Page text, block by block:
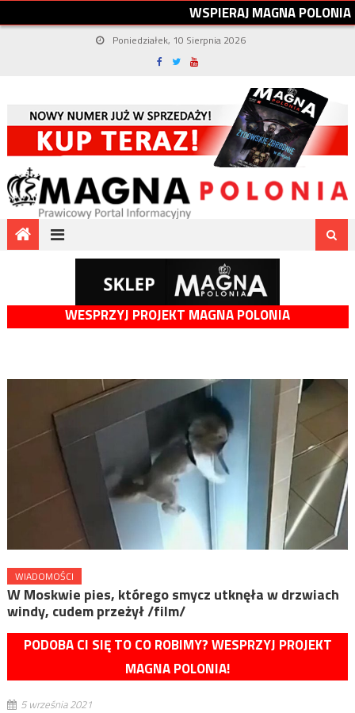
WSPIERAJMAGNAPOLONIA
Poniedziałek, 10 Sierpnia 2026
WESPRZYJ PROJEKT MAGNA POLONIA
WIADOMOŚCI
W Moskwie pies, którego smycz utknęła w drzwiach
windy, cudem przeżył /film/
PODOBA CI SIĘ TO CO ROBIMY? WESPRZYJ PROJEKT
MAGNA POLONIA!
5 września 2021